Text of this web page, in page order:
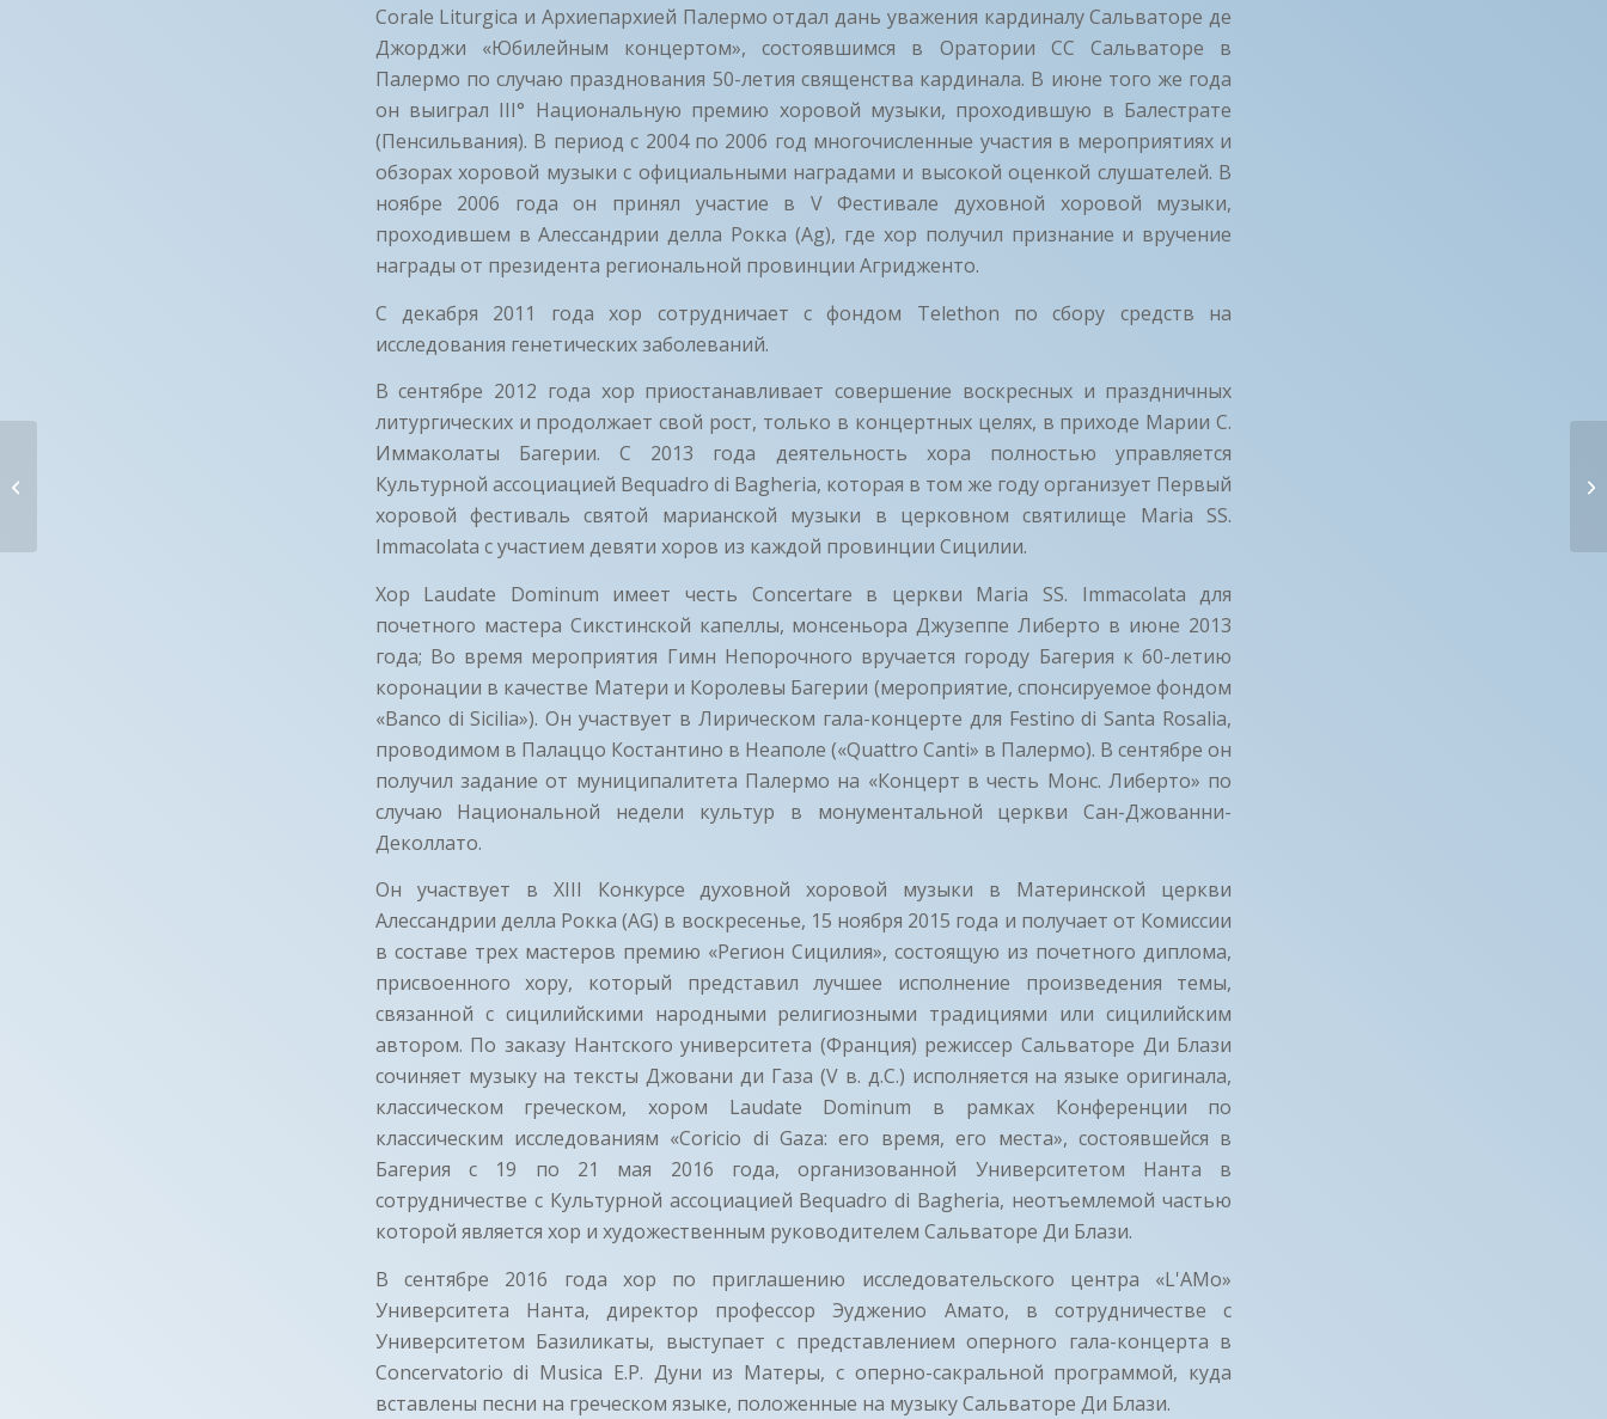
Corale Liturgica и Архиепархией Палермо отдал дань уважения кардиналу Сальваторе де
Джорджи «Юбилейным концертом», состоявшимся в Оратории СС Сальваторе в
Палермо по случаю празднования 50-летия священства кардинала. В июне того же года
он выиграл III° Национальную премию хоровой музыки, проходившую в Балестрате
(Пенсильвания). В период с 2004 по 2006 год многочисленные участия в мероприятиях и
обзорах хоровой музыки с официальными наградами и высокой оценкой слушателей. В
ноябре 2006 года он принял участие в V Фестивале духовной хоровой музыки,
проходившем в Алессандрии делла Рокка (Ag), где хор получил признание и вручение
награды от президента региональной провинции Агридженто.
С декабря 2011 года хор сотрудничает с фондом Telethon по сбору средств на
исследования генетических заболеваний.
В сентябре 2012 года хор приостанавливает совершение воскресных и праздничных
литургических и продолжает свой рост, только в концертных целях, в приходе Марии С.
Иммаколаты Багерии. С 2013 года деятельность хора полностью управляется
Культурной ассоциацией Bequadro di Bagheria, которая в том же году организует Первый
хоровой фестиваль святой марианской музыки в церковном святилище Maria SS.
Immacolata с участием девяти хоров из каждой провинции Сицилии.
Хор Laudate Dominum имеет честь Concertare в церкви Maria SS. Immacolata для
почетного мастера Сикстинской капеллы, монсеньора Джузеппе Либерто в июне 2013
года; Во время мероприятия Гимн Непорочного вручается городу Багерия к 60-летию
коронации в качестве Матери и Королевы Багерии (мероприятие, спонсируемое фондом
«Banco di Sicilia»). Он участвует в Лирическом гала-концерте для Festino di Santa Rosalia,
проводимом в Палаццо Костантино в Неаполе («Quattro Canti» в Палермо). В сентябре он
получил задание от муниципалитета Палермо на «Концерт в честь Монс. Либерто» по
случаю Национальной недели культур в монументальной церкви Сан-Джованни-
Деколлато.
Он участвует в XIII Конкурсе духовной хоровой музыки в Материнской церкви
Алессандрии делла Рокка (AG) в воскресенье, 15 ноября 2015 года и получает от Комиссии
в составе трех мастеров премию «Регион Сицилия», состоящую из почетного диплома,
присвоенного хору, который представил лучшее исполнение произведения темы,
связанной с сицилийскими народными религиозными традициями или сицилийским
автором. По заказу Нантского университета (Франция) режиссер Сальваторе Ди Блази
сочиняет музыку на тексты Джовани ди Газа (V в. д.C.) исполняется на языке оригинала,
классическом греческом, хором Laudate Dominum в рамках Конференции по
классическим исследованиям «Coricio di Gaza: его время, его места», состоявшейся в
Багерия с 19 по 21 мая 2016 года, организованной Университетом Нанта в
сотрудничестве с Культурной ассоциацией Bequadro di Bagheria, неотъемлемой частью
которой является хор и художественным руководителем Сальваторе Ди Блази.
В сентябре 2016 года хор по приглашению исследовательского центра «L'AMo»
Университета Нанта, директор профессор Эудженио Амато, в сотрудничестве с
Университетом Базиликаты, выступает с представлением оперного гала-концерта в
Concervatorio di Musica E.Р. Дуни из Матеры, с оперно-сакральной программой, куда
вставлены песни на греческом языке, положенные на музыку Сальваторе Ди Блази.